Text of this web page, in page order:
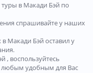
в Макади Бэй по
спрашивайте у наших
Макади Бэй оставил у
, воспользуйтесь
любым удобным для Вас